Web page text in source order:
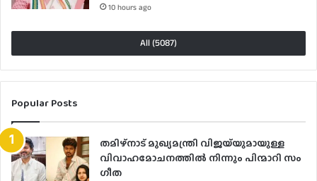
10 hours ago
All (5087)
Popular Posts
തമിഴ്നാട് മുഖ്യമന്ത്രി വിജയ്‌യുമായുള്ള
വിവാഹമോചനത്തിൽ നിന്നും പിന്മാറി സം​
ഗീത